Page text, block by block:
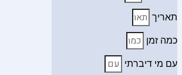
תאריך
כמה זמן
עם מי דיברתי